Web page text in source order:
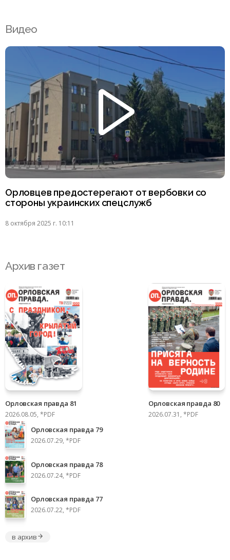
Видео
Орловцев предостерегают от вербовки со
стороны украинских спецслужб
8 октября 2025 г. 10:11
Архив газет
Орловская правда 81
2026.08.05, *PDF
Орловская правда 80
2026.07.31, *PDF
Орловская правда 79
2026.07.29, *PDF
Орловская правда 78
2026.07.24, *PDF
Орловская правда 77
2026.07.22, *PDF
в архив